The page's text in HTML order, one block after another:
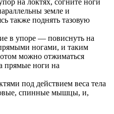
на локтях, согните ноги
земле и
также поднять тазовую
в упоре — повиснуть на
ногами, и таким
можно отжиматься
прямые ноги на
под действием веса тела
спинные мышцы, и,